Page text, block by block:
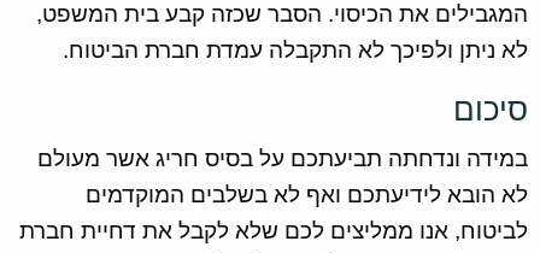
המגבילים את הכיסוי. הסבר שכזה קבע בית המשפט,
לא ניתן ולפיכך לא התקבלה עמדת חברת הביטוח.
סיכום
במידה ונדחתה תביעתכם על בסיס חריג אשר מעולם
לא הובא לידיעתכם ואף לא בשלבים המוקדמים
לביטוח, אנו ממליצים לכם שלא לקבל את דחיית חברת